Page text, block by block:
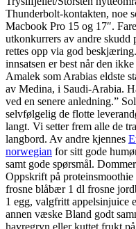
Thunderbolt-kontakten, noe
Macbook Pro 15 og 17″.
utkonkurrers av andre skudd
rettes opp via god
innsatsen er best når den
Amalek som Arabias eldste
av Medina, i Saudi-Arabia.
ved en senere anledning.”
selvfølgelig de flotte
langt. Vi setter frem alle de
langbord. Av andre kjennes
norwegian for sitt gode
samt gode spørsmål.
Oppskrift på
frosne blåbær 1 dl frosne
1 egg, valgfritt appelsinjuice
annen væske Bland godt
havregryn eller kuttet frukt